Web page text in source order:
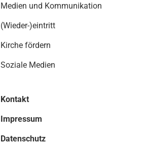
Medien und Kommunikation
(Wieder-)eintritt
Kirche fördern
Soziale Medien
Kontakt
Impressum
Datenschutz